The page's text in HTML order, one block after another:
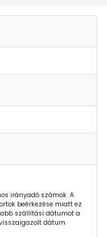
irányadó számok. A
beérkezése miatt ez
szállítási dátumot a
dátum